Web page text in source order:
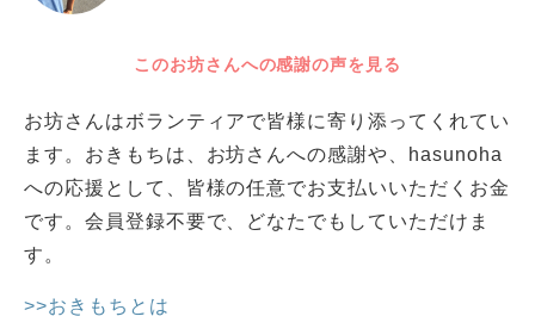
このお坊さんへの感謝の声を見る
お坊さんはボランティアで皆様に寄り添ってくれてい
ます。おきもちは、お坊さんへの感謝や、hasunoha
への応援として、皆様の任意でお支払いいただくお金
です。会員登録不要で、どなたでもしていただけま
す。
>>おきもちとは